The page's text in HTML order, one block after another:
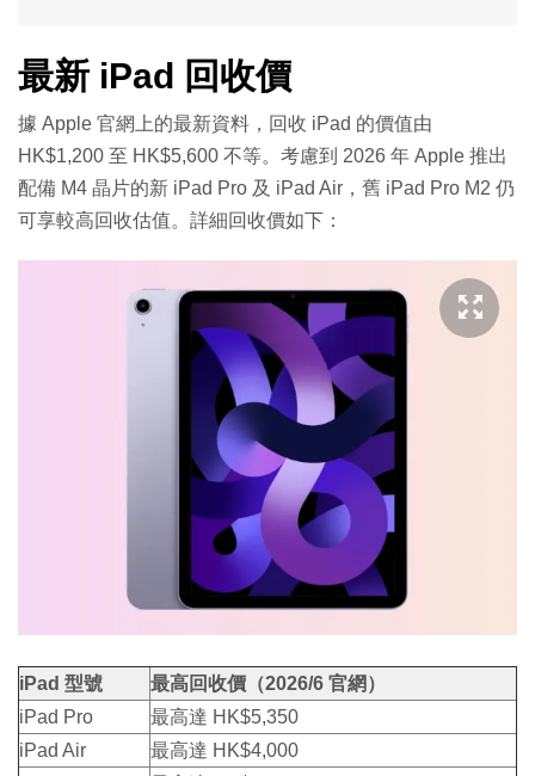
最新 iPad 回收價
據 Apple 官網上的最新資料，回收 iPad 的價值由
HK$1,200 至 HK$5,600 不等。考慮到 2026 年 Apple 推出
配備 M4 晶片的新 iPad Pro 及 iPad Air，舊 iPad Pro M2 仍
可享較高回收估值。詳細回收價如下：
iPad 型號
最高回收價（2026/6 官網）
iPad Pro
最高達 HK$5,350
iPad Air
最高達 HK$4,000